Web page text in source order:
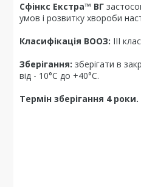
Сфінкс Екстра™ ВГ
умов і розвитку хвороби
Класифікація ВООЗ: III
Зберігання: зберігати в
від - 10°С до +40°С.
Термін зберігання 4 роки.